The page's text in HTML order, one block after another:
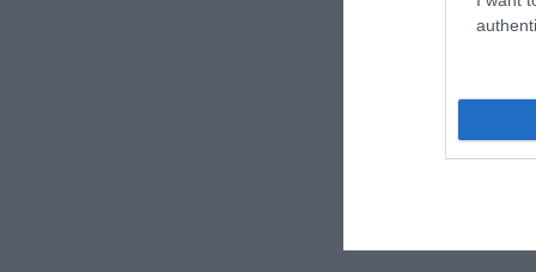
να
πυρηνικών
ετοιμότητα
Γενικού
Gerasimov σε